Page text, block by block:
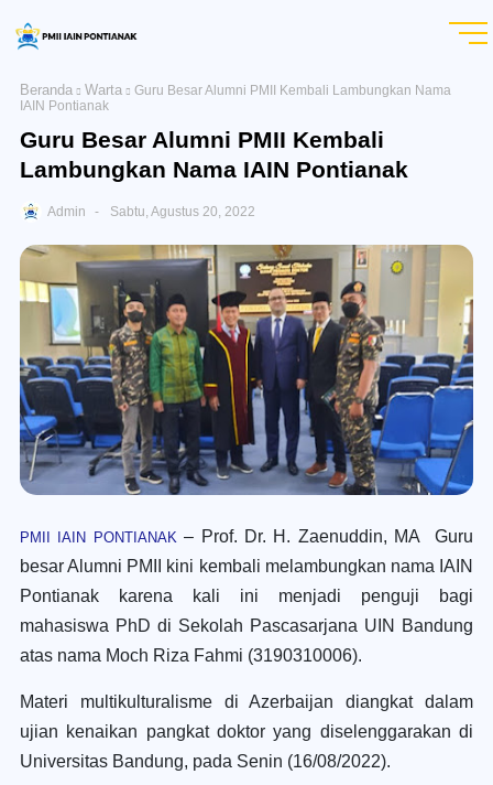
Beranda Warta
Guru Besar Alumni PMII Kembali Lambungkan Nama
IAIN Pontianak
Guru Besar Alumni PMII Kembali
Lambungkan Nama IAIN Pontianak
Admin Sabtu, Agustus 20, 2022
PMII IAIN PONTIANAK – Prof. Dr. H. Zaenuddin, MA Guru
besar Alumni PMII kini kembali melambungkan nama IAIN
Pontianak karena kali ini menjadi penguji bagi
mahasiswa PhD di Sekolah Pascasarjana UIN Bandung
atas nama Moch Riza Fahmi (3190310006).
Materi multikulturalisme di Azerbaijan diangkat dalam
ujian kenaikan pangkat doktor yang diselenggarakan di
Universitas Bandung, pada Senin (16/08/2022).